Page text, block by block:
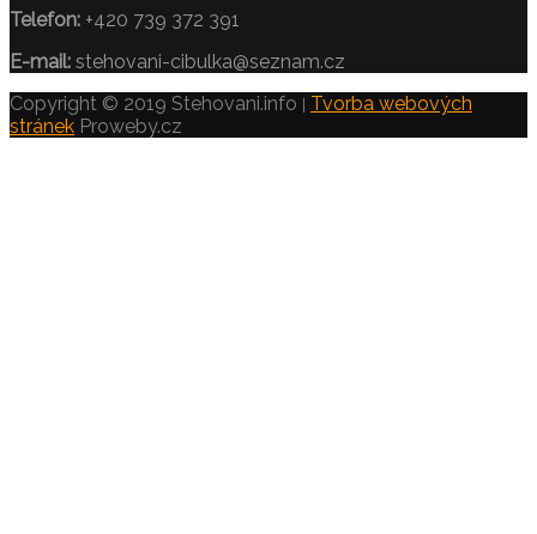
Telefon: +420 739 372 391
E-mail: stehovani-cibulka@seznam.cz
Copyright © 2019 Stehovani.info | Tvorba webových
stránek Proweby.cz